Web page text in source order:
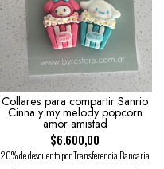
Collares para compartir Sanrio
Cinna y my melody popcorn
amor amistad
$6.600,00
20% de descuento por Transferencia Bancaria